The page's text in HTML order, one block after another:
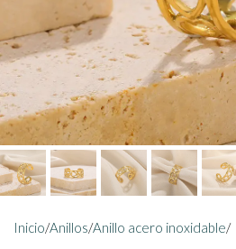
Inicio/Anillos/Anillo acero inoxidable/